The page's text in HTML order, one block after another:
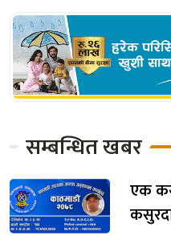
सम्बन्धित खबर
एक